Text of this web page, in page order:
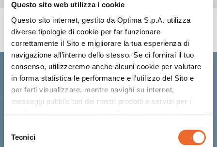
Questo sito web utilizza i cookie
Questo sito internet, gestito da Optima S.p.A. utilizza
diverse tipologie di cookie per far funzionare
correttamente il Sito e migliorare la tua esperienza di
navigazione all’interno dello stesso. Se ci fornirai il tuo
consenso, utilizzeremo anche alcuni cookie per valutare
in forma statistica le performance e l’utilizzo del Sito e
per farti visualizzare, mentre navighi su internet,
messaggi pubblicitari dei nostri prodotti e servizi per i
delTecnici
RICETTE CON QUESTO PRODOTTO
GUAPALOCA